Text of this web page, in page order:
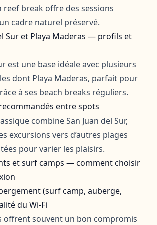
reef break offre des sessions
cadre naturel préservé.
Sur et Playa Maderas — profils et
est une base idéale avec plusieurs
dont Playa Maderas, parfait pour
à ses beach breaks réguliers.
entre spots
combine San Juan del Sur,
excursions vers d’autres plages
pour varier les plaisirs.
et surf camps — comment choisir
(surf camp, auberge,
du Wi‑Fi
offrent souvent un bon compromis